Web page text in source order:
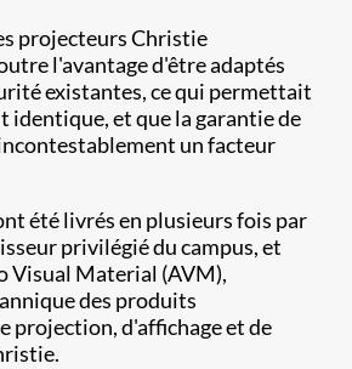
projecteurs Christie
l'avantage d'être adaptés
existantes, ce qui permettait
identique, et que la garantie de
un facteur
été livrés en plusieurs fois par
privilégié du campus, et
Visual Material (AVM),
des produits
projection, d'affichage et de